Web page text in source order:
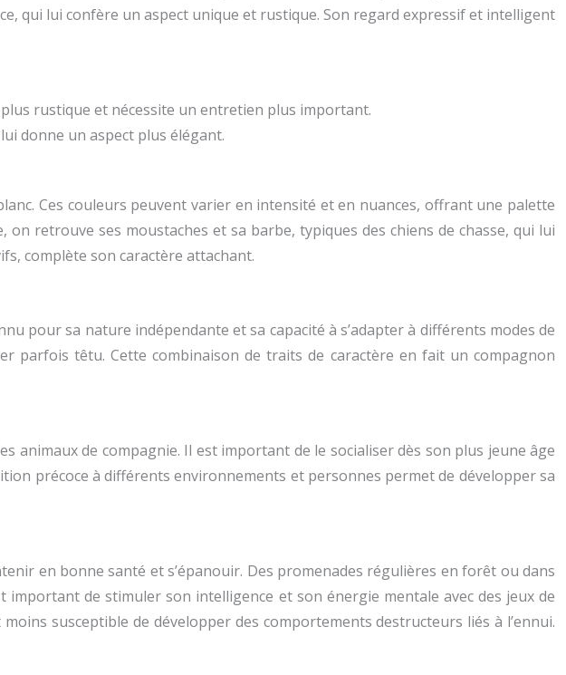
qui lui confère un aspect unique et rustique. Son regard expressif et intelligent
rustique et nécessite un entretien plus important.
donne un aspect plus élégant.
Ces couleurs peuvent varier en intensité et en nuances, offrant une palette
retrouve ses moustaches et sa barbe, typiques des chiens de chasse, qui lui
complète son caractère attachant.
pour sa nature indépendante et sa capacité à s’adapter à différents modes de
parfois têtu. Cette combinaison de traits de caractère en fait un compagnon
animaux de compagnie. Il est important de le socialiser dès son plus jeune âge
précoce à différents environnements et personnes permet de développer sa
en bonne santé et s’épanouir. Des promenades régulières en forêt ou dans
important de stimuler son intelligence et son énergie mentale avec des jeux de
susceptible de développer des comportements destructeurs liés à l’ennui.